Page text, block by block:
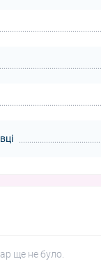
ще не було.